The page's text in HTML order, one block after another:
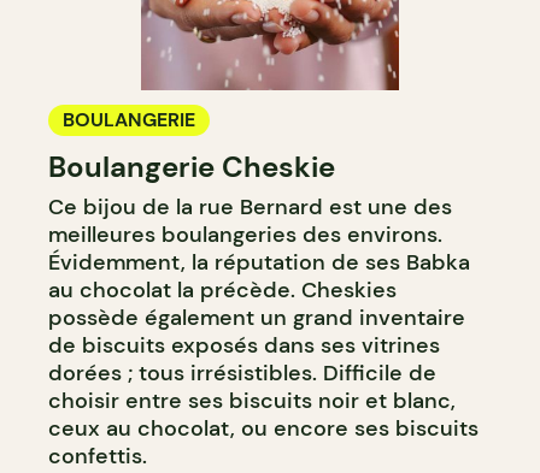
BOULANGERIE
Boulangerie Cheskie
Ce bijou de la rue Bernard est une des
meilleures boulangeries des environs.
Évidemment, la réputation de ses Babka
au chocolat la précède. Cheskies
possède également un grand inventaire
de biscuits exposés dans ses vitrines
dorées ; tous irrésistibles. Difficile de
choisir entre ses biscuits noir et blanc,
ceux au chocolat, ou encore ses biscuits
confettis.